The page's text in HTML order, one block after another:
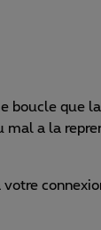
boucle que
mal a la